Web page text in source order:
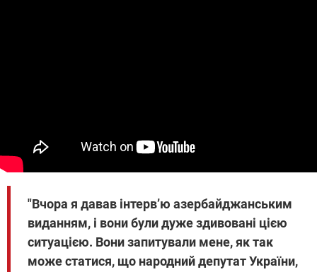
"Вчора я давав інтерв’ю азербайджанським
виданням, і вони були дуже здивовані цією
ситуацією. Вони запитували мене, як так
може статися, що народний депутат України,